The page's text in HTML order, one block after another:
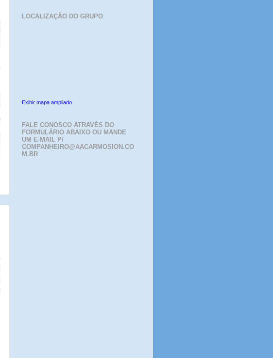
LOCALIZAÇÃO DO GRUPO
Exibir mapa ampliado
FALE CONOSCO ATRAVÉS DO
FORMULÁRIO ABAIXO OU MANDE
UM E-MAIL P/
COMPANHEIRO@AACARMOSION.CO
M.BR